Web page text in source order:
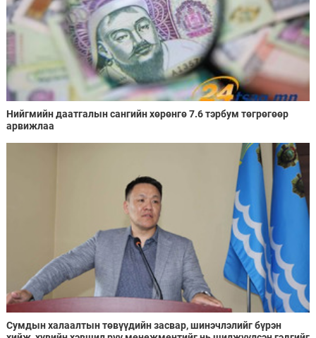
Нийгмийн даатгалын сангийн хөрөнгө 7.6 тэрбум төгрөгөөр
арвижлаа
Сумдын халаалтын төвүүдийн засвар, шинэчлэлийг бүрэн